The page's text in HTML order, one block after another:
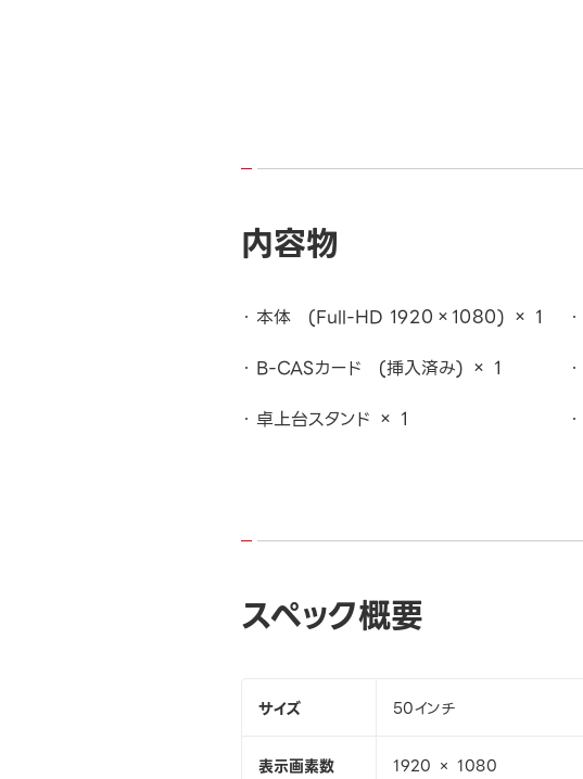
内容物
本体 (Full-HD 1920×1080) × 1
B-CASカード (挿入済み) × 1
卓上台スタンド × 1
スペック概要
サイズ 50インチ
表示画素数 1920 × 1080